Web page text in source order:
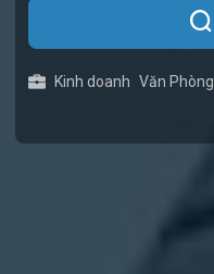
Kinh doanh Văn Phòng